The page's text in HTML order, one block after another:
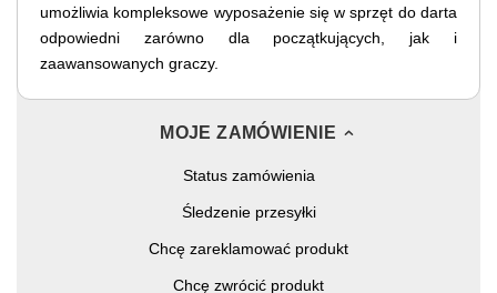
umożliwia kompleksowe wyposażenie się w sprzęt do darta
odpowiedni zarówno dla początkujących, jak i
zaawansowanych graczy.
MOJE ZAMÓWIENIE
Status zamówienia
Śledzenie przesyłki
Chcę zareklamować produkt
Chcę zwrócić produkt